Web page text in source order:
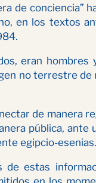
de conciencia”
en los textos
eran hombres
no terrestre de
de manera
pública,
egipcio-esenias.
de estas